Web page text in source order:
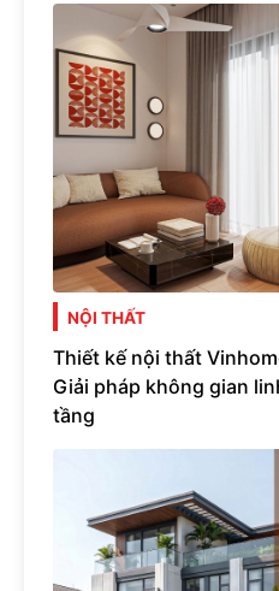
NỘI THẤT
Thiết kế nội thất
Giải pháp không gian
tầng